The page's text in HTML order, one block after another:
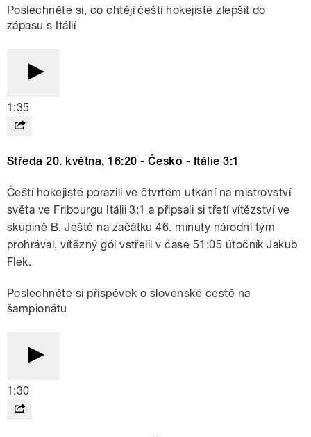
Poslechněte si, co chtějí čeští hokejisté zlepšit do
zápasu s Itálií
1:35
Středa 20. května, 16:20 - Česko - Itálie 3:1
Čeští hokejisté porazili ve čtvrtém utkání na mistrovství
světa ve Fribourgu Itálii 3:1 a připsali si třetí vítězství ve
skupině B. Ještě na začátku 46. minuty národní tým
prohrával, vítězný gól vstřelil v čase 51:05 útočník Jakub
Flek.
Poslechněte si příspěvek o slovenské cestě na
šampionátu
1:30